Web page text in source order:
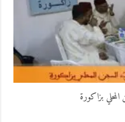
بزاكورة